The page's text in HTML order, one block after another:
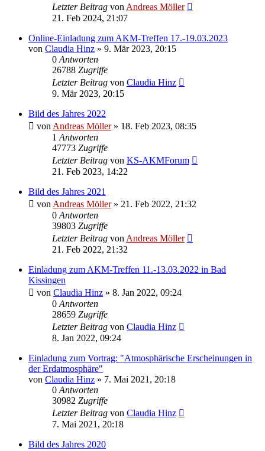
Letzter Beitrag von Andreas Möller
21. Feb 2024, 21:07
Online-Einladung zum AKM-Treffen 17.-19.03.2023
von Claudia Hinz » 9. Mär 2023, 20:15
0 Antworten
26788 Zugriffe
Letzter Beitrag von Claudia Hinz
9. Mär 2023, 20:15
Bild des Jahres 2022
von Andreas Möller» 18. Feb 2023, 08:35
1 Antworten
47773 Zugriffe
Letzter Beitrag von KS-AKMForum
21. Feb 2023, 14:22
Bild des Jahres 2021
von Andreas Möller» 21. Feb 2022, 21:32
0 Antworten
39803 Zugriffe
Letzter Beitrag von Andreas Möller
21. Feb 2022, 21:32
Einladung zum AKM-Treffen 11.-13.03.2022 in Bad
Kissingen
von Claudia Hinz » 8. Jan 2022, 09:24
0 Antworten
28659 Zugriffe
Letzter Beitrag von Claudia Hinz
8. Jan 2022, 09:24
Einladung zum Vortrag: "Atmosphärische Erscheinungen in
der Erdatmosphäre"
von Claudia Hinz » 7. Mai 2021, 20:18
0 Antworten
30982 Zugriffe
Letzter Beitrag von Claudia Hinz
7. Mai 2021, 20:18
Bild des Jahres 2020